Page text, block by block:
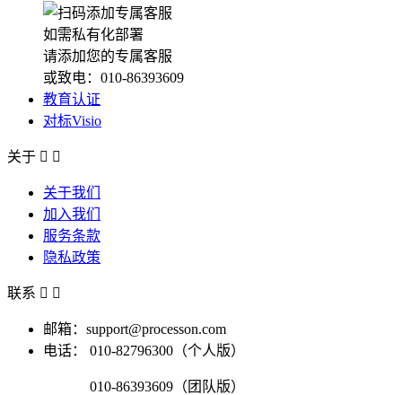
如需私有化部署
请添加您的专属客服
或致电：010-86393609
教育认证
对标Visio
关于  
关于我们
加入我们
服务条款
隐私政策
联系  
邮箱：support@processon.com
电话：
010-82796300（个人版）
010-86393609（团队版）